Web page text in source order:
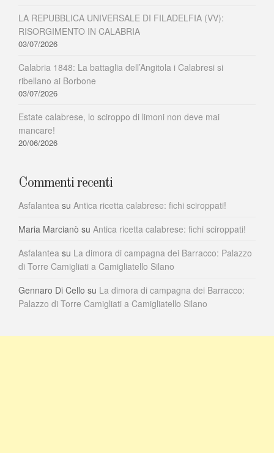
LA REPUBBLICA UNIVERSALE DI FILADELFIA (VV):
RISORGIMENTO IN CALABRIA
03/07/2026
Calabria 1848: La battaglia dell’Angitola i Calabresi si
ribellano ai Borbone
03/07/2026
Estate calabrese, lo sciroppo di limoni non deve mai
mancare!
20/06/2026
Commenti recenti
Asfalantea su Antica ricetta calabrese: fichi sciroppati!
Maria Marcianò su Antica ricetta calabrese: fichi sciroppati!
Asfalantea su La dimora di campagna dei Barracco: Palazzo
di Torre Camigliati a Camigliatello Silano
Gennaro Di Cello su La dimora di campagna dei Barracco:
Palazzo di Torre Camigliati a Camigliatello Silano